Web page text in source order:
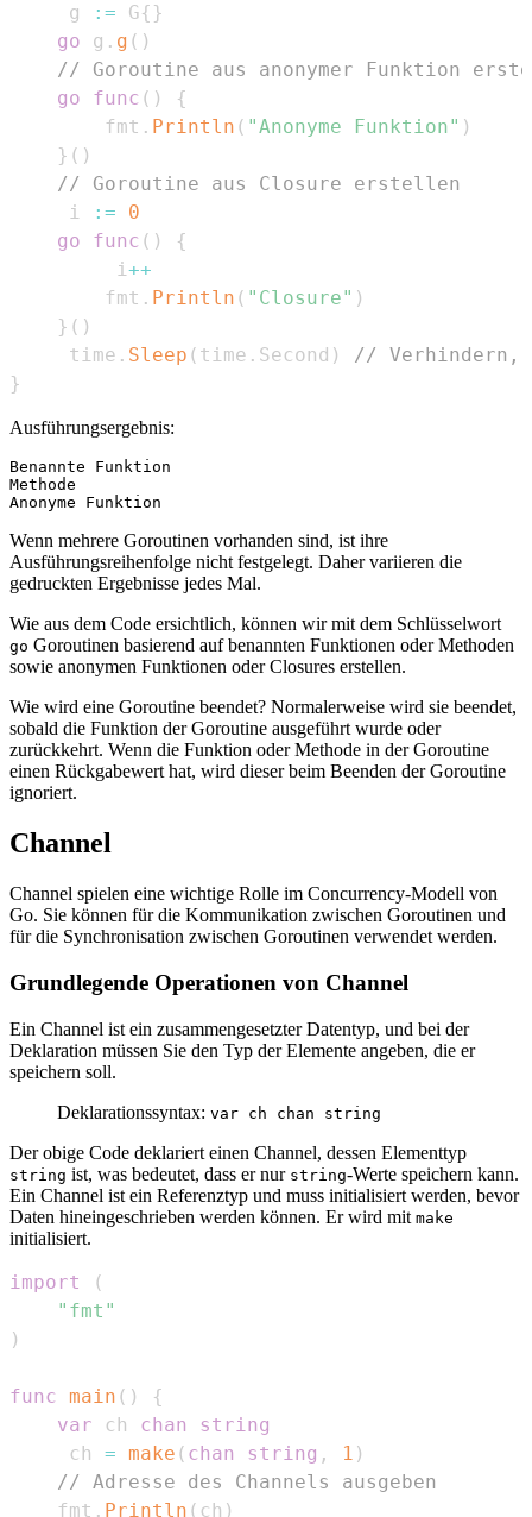
	 g
:= G{ }
go g . g ( )
// Goroutine aus anonymer Funktion
go
func ( )
{
		fmt
. Println ( "Anonyme Funktion" )
} ( )
// Goroutine aus Closure erstellen
	 i
:=
0
go
func ( )
{
		 i
++
		fmt
. Println ( "Closure" )
} ( )
	 time
. Sleep ( time . Second )
// Verhindern,
}
Ausführungsergebnis:
Benannte Funktion
Methode
Wenn mehrere Goroutinen vorhanden sind, ist ihre
Ausführungsreihenfolge nicht festgelegt. Daher variieren die
gedruckten Ergebnisse jedes Mal.
Wie aus dem Code ersichtlich, können wir mit dem Schlüsselwort
go Goroutinen basierend auf benannten Funktionen oder Methoden
sowie anonymen Funktionen oder Closures erstellen.
Wie wird eine Goroutine beendet? Normalerweise wird sie beendet,
sobald die Funktion der Goroutine ausgeführt wurde oder
zurückkehrt. Wenn die Funktion oder Methode in der Goroutine
einen Rückgabewert hat, wird dieser beim Beenden der Goroutine
ignoriert.
Channel
Channel spielen eine wichtige Rolle im Concurrency-Modell von
Go. Sie können für die Kommunikation zwischen Goroutinen und
für die Synchronisation zwischen Goroutinen verwendet werden.
Grundlegende Operationen von Channel
Ein Channel ist ein zusammengesetzter Datentyp, und bei der
Deklaration müssen Sie den Typ der Elemente angeben, die er
speichern soll.
Deklarationssyntax: var ch chan string
Der obige Code deklariert einen Channel, dessen Elementtyp
string ist, was bedeutet, dass er nur string-Werte speichern kann.
Ein Channel ist ein Referenztyp und muss initialisiert werden, bevor
Daten hineingeschrieben werden können. Er wird mit make
initialisiert.
import
(
"fmt"
)
func main ( )
{
var ch chan
string
	 ch
= make ( chan string , 1 )
// Adresse des Channels ausgeben
	fmt
. Println ( ch )